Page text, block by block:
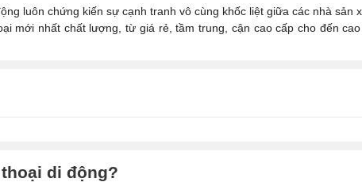
luôn chứng kiến sự cạnh tranh vô cùng khốc liệt giữa các nhà sản
mới nhất chất lượng, từ giá rẻ, tầm trung, cận cao cấp cho đến
di động?